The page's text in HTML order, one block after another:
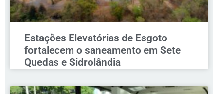
Estações Elevatórias de Esgoto
fortalecem o saneamento em Sete
Quedas e Sidrolândia